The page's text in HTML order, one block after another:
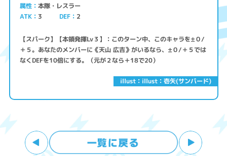
illust：illust：壱矢(サンバード)
属性 本隊・レスラー
ATK 3 DEF 2
【スパーク】【本領発揮Lv３】：このターン中、このキャラを±０/
＋５。あなたのメンバーに《天山 広吉》がいるなら、±０/＋５では
なくDEFを10倍にする。（元が２なら＋18で20）